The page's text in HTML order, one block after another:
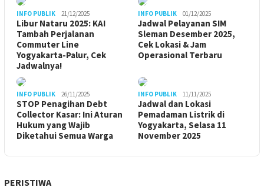
INFO PUBLIK 21/12/2025
Libur Nataru 2025: KAI
Tambah Perjalanan
Commuter Line
Yogyakarta-Palur, Cek
Jadwalnya!
INFO PUBLIK 01/12/2025
Jadwal Pelayanan SIM
Sleman Desember 2025,
Cek Lokasi & Jam
Operasional Terbaru
INFO PUBLIK 26/11/2025
STOP Penagihan Debt
Collector Kasar: Ini Aturan
Hukum yang Wajib
Diketahui Semua Warga
INFO PUBLIK 11/11/2025
Jadwal dan Lokasi
Pemadaman Listrik di
Yogyakarta, Selasa 11
November 2025
PERISTIWA